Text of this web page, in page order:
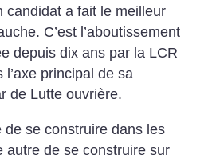
candidat a fait le meilleur
C’est l’aboutissement
depuis dix ans par la LCR
principal de sa
de Lutte ouvrière.
de se construire dans les
autre de se construire sur